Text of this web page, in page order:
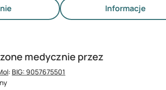
Informacje
medycznie przez
: BIG: 9057675501